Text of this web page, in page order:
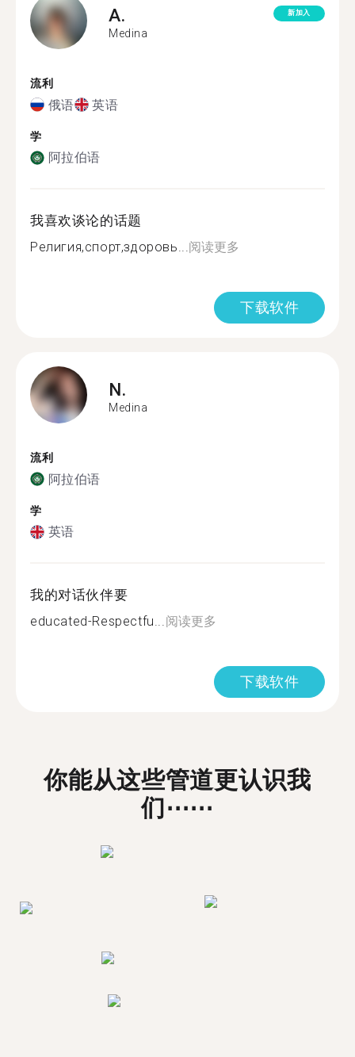
A.
Medina
新加入
流利
俄语 英语
学
阿拉伯语
我喜欢谈论的话题
Религия,спорт,здоровь...阅读更多
下载软件
N.
Medina
流利
阿拉伯语
学
英语
我的对话伙伴要
educated-Respectfu...阅读更多
下载软件
你能从这些管道更认识我
们⋯⋯